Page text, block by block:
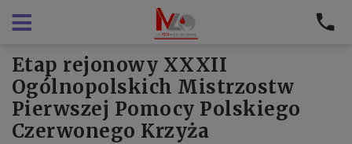
Etap rejonowy XXXII
Ogólnopolskich Mistrzostw
Pierwszej Pomocy Polskiego
Czerwonego Krzyża